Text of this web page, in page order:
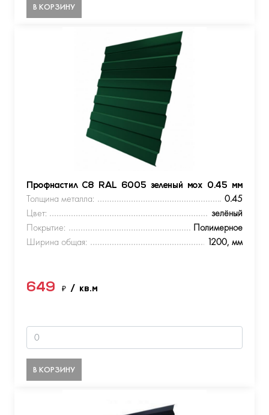
В КОРЗИНУ
Профнастил С8 RAL 6005 зеленый мох 0.45 мм
Толщина металла:
0.45
Цвет:
зелёный
Покрытие:
Полимерное
Ширина общая:
1200, мм
649 ₽ / кв.м
В КОРЗИНУ